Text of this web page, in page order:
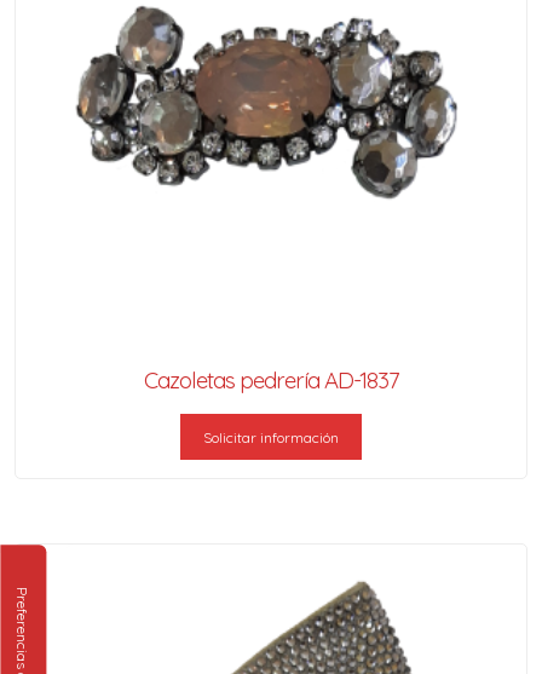
Cazoletas pedrería AD-1837
Solicitar información